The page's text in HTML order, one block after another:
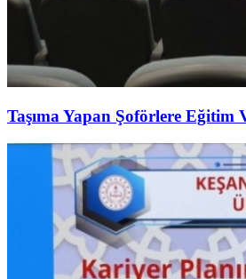
Taşıma Yapan Şoförlere Eğitim